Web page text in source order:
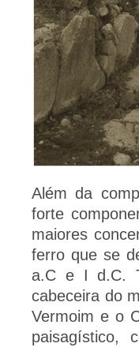
Além da
forte
maiores
ferro que se
a.C e I d.C.
cabeceira do
Vermoim e o
paisagístico,